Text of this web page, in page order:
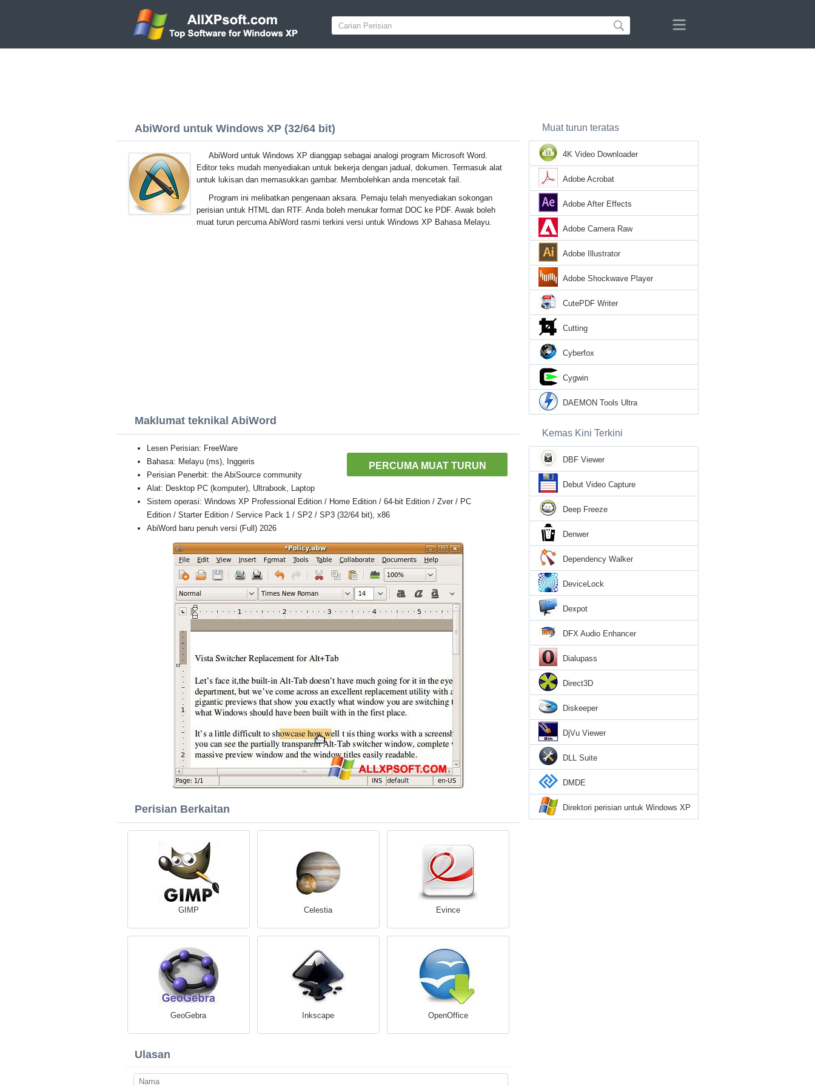
AbiWord untuk Windows XP (32/64 bit)
AbiWord untuk Windows XP dianggap sebagai analogi program Microsoft Word.
Editor teks mudah menyediakan untuk bekerja dengan jadual, dokumen. Termasuk alat
untuk lukisan dan memasukkan gambar. Membolehkan anda mencetak fail.
Program ini melibatkan pengenaan aksara. Pemaju telah menyediakan sokongan
perisian untuk HTML dan RTF. Anda boleh menukar format DOC ke PDF. Awak boleh
muat turun percuma AbiWord rasmi terkini versi untuk Windows XP Bahasa Melayu.
Maklumat teknikal AbiWord
PERCUMA MUAT TURUN
Lesen Perisian: FreeWare
Bahasa: Melayu (ms), Inggeris
Perisian Penerbit: the AbiSource community
Alat: Desktop PC (komputer), Ultrabook, Laptop
Sistem operasi: Windows XP Professional Edition / Home Edition / 64-bit Edition / Zver / PC
Edition / Starter Edition / Service Pack 1 / SP2 / SP3 (32/64 bit), x86
AbiWord baru penuh versi (Full) 2026
Perisian Berkaitan
GIMP Celestia Evince
GeoGebra Inkscape OpenOffice
Ulasan
Muat turun teratas
4K Video Downloader
Adobe Acrobat
Adobe After Effects
Adobe Camera Raw
Adobe Illustrator
Adobe Shockwave Player
CutePDF Writer
Cutting
Cyberfox
Cygwin
DAEMON Tools Ultra
Kemas Kini Terkini
DBF Viewer
Debut Video Capture
Deep Freeze
Denwer
Dependency Walker
DeviceLock
Dexpot
DFX Audio Enhancer
Dialupass
Direct3D
Diskeeper
DjVu Viewer
DLL Suite
DMDE
Direktori perisian untuk Windows XP